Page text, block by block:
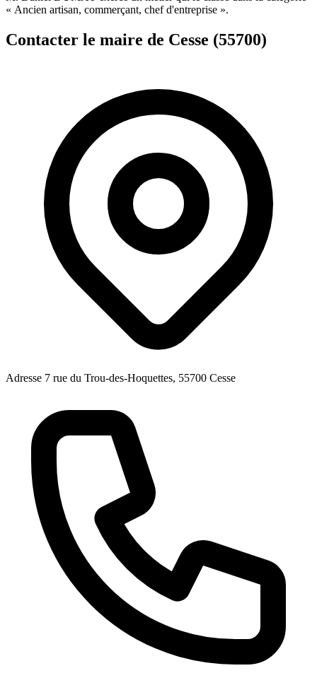
« Ancien artisan, commerçant, chef d'entreprise ».
Contacter le maire de Cesse (55700)
Adresse 7 rue du Trou-des-Hoquettes, 55700 Cesse